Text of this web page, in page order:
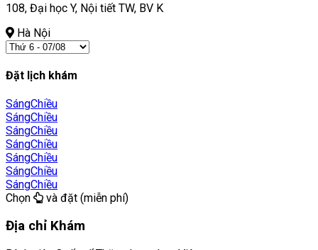
108, Đại học Y, Nội tiết TW, BV K
Hà Nội
Đặt lịch khám
SángChiều
SángChiều
SángChiều
SángChiều
SángChiều
SángChiều
SángChiều
Chọn
và đặt (miễn phí)
Địa chỉ Khám